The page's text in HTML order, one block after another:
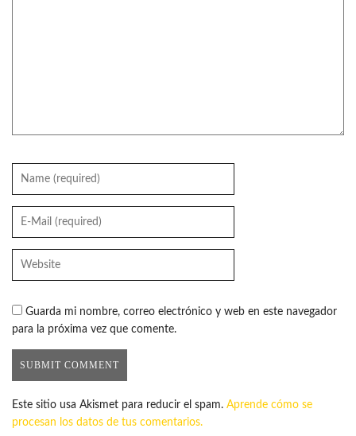
Guarda mi nombre, correo electrónico y web en este navegador
para la próxima vez que comente.
Este sitio usa Akismet para reducir el spam. Aprende cómo se
procesan los datos de tus comentarios.